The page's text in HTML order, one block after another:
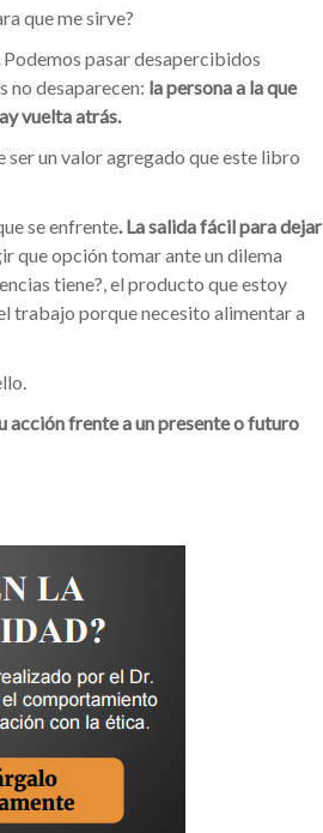
que me sirve?
Podemos pasar desapercibidos
no desaparecen: la persona a la que
vuelta atrás.
un valor agregado que este libro
se enfrente. La salida fácil para dejar
que opción tomar ante un dilema
tiene?, el producto que estoy
trabajo porque necesito alimentar a
frente a un presente o futuro